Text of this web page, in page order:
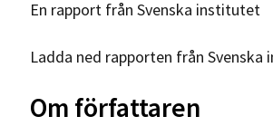
En rapport från Svenska institutet
Ladda ned rapporten från
Om författaren